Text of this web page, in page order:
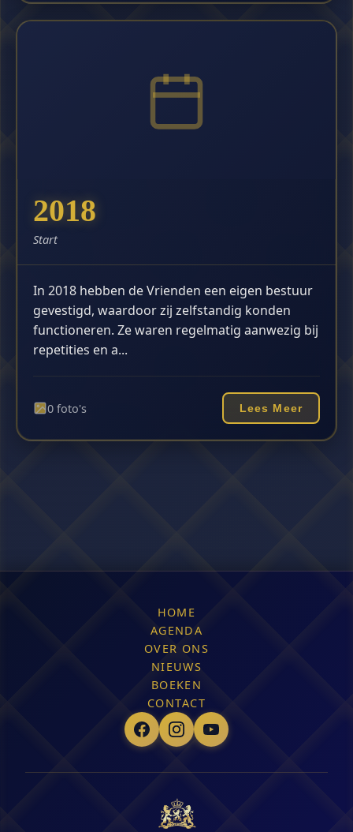
2018
Start
In 2018 hebben de Vrienden een eigen bestuur
gevestigd, waardoor zij zelfstandig konden
functioneren. Ze waren regelmatig aanwezig bij
repetities en a...
0 foto's Lees Meer
HOME
AGENDA
OVER ONS
NIEUWS
BOEKEN
CONTACT